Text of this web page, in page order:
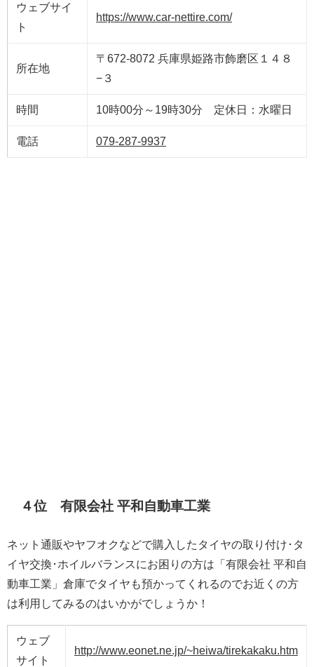
ウェブサイ
ト
https://www.car-nettire.com/
所在地
〒672-8072 兵庫県姫路市飾磨区１４８
−３
時間 10時00分～19時30分 定休日：水曜日
電話 079-287-9937
４位 有限会社 平和自動車工業
ネット通販やヤフオクなどで購入したタイヤの取り付け･タ
イヤ交換･ホイルバランスにお困りの方は「有限会社 平和自
動車工業」倉庫でタイヤも預かってくれるのでお近くの方
は利用してみるのはいかがでしょうか！
ウェブ
サイト
http://www.eonet.ne.jp/~heiwa/tirekakaku.htm